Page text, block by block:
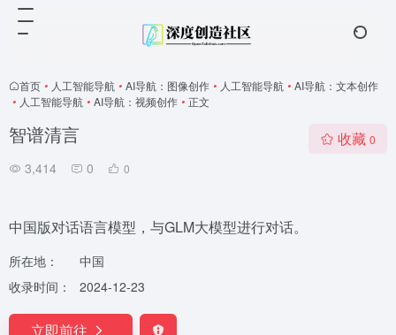
首页 • 人工智能导航 • AI导航：图像创作 • 人工智能导航 • AI导航：文本创作
• 人工智能导航 • AI导航：视频创作 • 正文
智谱清言
3,414 0 0
收藏 0
中国版对话语言模型，与GLM大模型进行对话。
所在地：
中国
收录时间：
2024-12-23
立即前往